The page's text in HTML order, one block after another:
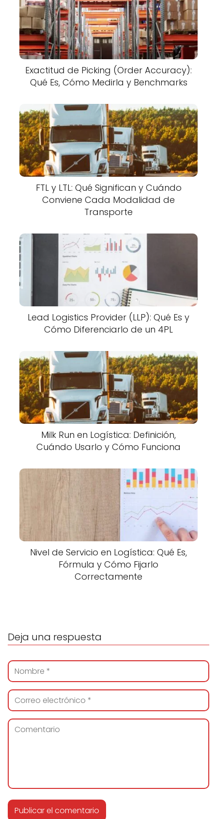
Exactitud de Picking (Order Accuracy):
Qué Es, Cómo Medirla y Benchmarks
FTL y LTL: Qué Significan y Cuándo
Conviene Cada Modalidad de
Transporte
Lead Logistics Provider (LLP): Qué Es y
Cómo Diferenciarlo de un 4PL
Milk Run en Logística: Definición,
Cuándo Usarlo y Cómo Funciona
Nivel de Servicio en Logística: Qué Es,
Fórmula y Cómo Fijarlo
Correctamente
Deja una respuesta